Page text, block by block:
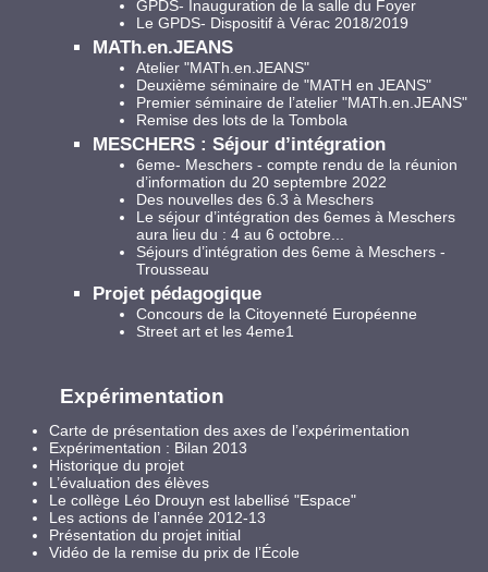
GPDS- Inauguration de la salle du Foyer
Le GPDS- Dispositif à Vérac 2018/2019
MATh.en.JEANS
Atelier "MATh.en.JEANS"
Deuxième séminaire de "MATH en JEANS"
Premier séminaire de l’atelier "MATh.en.JEANS"
Remise des lots de la Tombola
MESCHERS : Séjour d’intégration
6eme- Meschers - compte rendu de la réunion
d’information du 20 septembre 2022
Des nouvelles des 6.3 à Meschers
Le séjour d’intégration des 6emes à Meschers
aura lieu du : 4 au 6 octobre...
Séjours d’intégration des 6eme à Meschers -
Trousseau
Projet pédagogique
Concours de la Citoyenneté Européenne
Street art et les 4eme1
Expérimentation
Carte de présentation des axes de l’expérimentation
Expérimentation : Bilan 2013
Historique du projet
L’évaluation des élèves
Le collège Léo Drouyn est labellisé "Espace"
Les actions de l’année 2012-13
Présentation du projet initial
Vidéo de la remise du prix de l’École